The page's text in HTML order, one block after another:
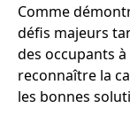
Comme
défis majeurs
des occupants
reconnaître la
les bonnes